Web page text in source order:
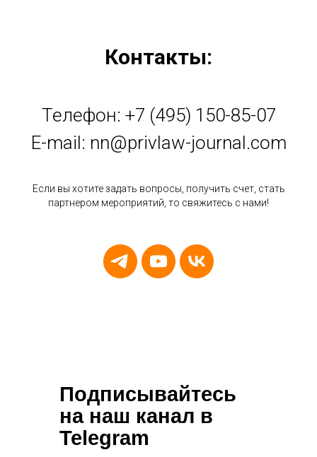
Контакты:
Телефон: +7 (495) 150-85-07
E-mail: nn@privlaw-journal.com
Если вы хотите задать вопросы, получить счет, стать
партнером мероприятий, то свяжитесь с нами!
Подписывайтесь
на наш канал в
Telegram